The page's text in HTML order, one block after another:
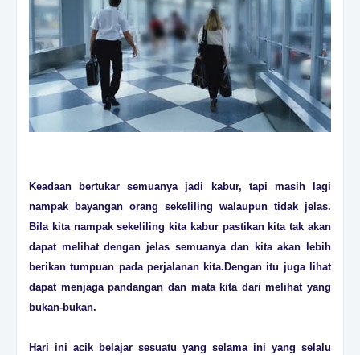
Keadaan bertukar semuanya jadi kabur, tapi masih lagi
nampak bayangan orang sekeliling walaupun tidak jelas.
Bila kita nampak sekeliling kita kabur pastikan kita tak akan
dapat melihat dengan jelas semuanya dan kita akan lebih
berikan tumpuan pada perjalanan kita.Dengan itu juga lihat
dapat menjaga pandangan dan mata kita dari melihat yang
bukan-bukan.
Hari ini acik belajar sesuatu yang selama ini yang selalu